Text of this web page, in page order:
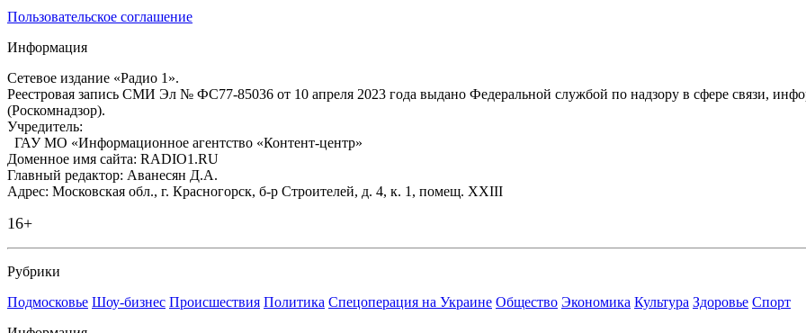
Пользовательское соглашение
Информация
Сетевое издание «Радио 1».
Реестровая запись СМИ Эл № ФС77-85036 от 10 апреля 2023 года выдано Федеральной службой по надзору в сфере связи,
(Роскомнадзор).
Учредитель:
ГАУ МО «Информационное агентство «Контент-центр»
Доменное имя сайта: RADIO1.RU
Главный редактор: Аванесян Д.А.
Адрес: Московская обл., г. Красногорск, б-р Строителей, д. 4, к. 1, помещ. XXIII
16+
Рубрики
Подмосковье Шоу-бизнес Происшествия Политика Спецоперация на Украине Общество Экономика Культура Здоровье Спорт